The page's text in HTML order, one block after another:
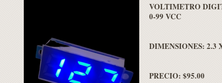
VOLTIMETRO
0-99 VCC
DIMENSIONES: 2.3
PRECIO: $95.00